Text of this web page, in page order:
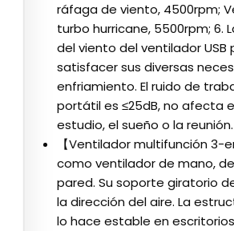
ráfaga de viento, 4500rpm;
turbo hurricane, 5500rpm; 6.
del viento del ventilador USB
satisfacer sus diversas
enfriamiento. El ruido de
portátil es ≤25dB, no afecta
estudio, el sueño o la reunión.
【Ventilador multifunción 3-
como ventilador de mano,
pared. Su soporte giratorio
la dirección del aire. La
lo hace estable en